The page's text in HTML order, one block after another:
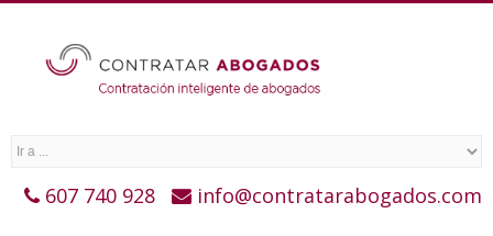
607 740 928 info@contratarabogados.com